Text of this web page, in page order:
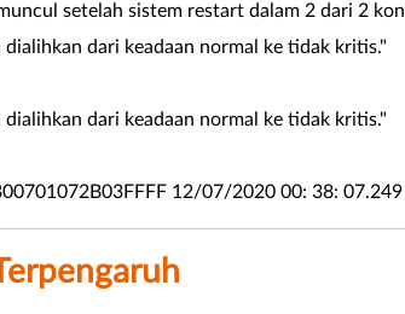
setelah sistem restart dalam 2 dari 2
dari keadaan normal ke tidak kritis."
dari keadaan normal ke tidak kritis."
12/07/2020 00: 38: